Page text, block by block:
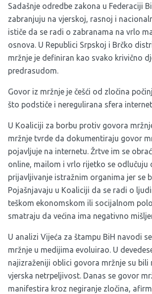
Sadašnje odredbe zakona u Federaciji
zabranjuju na vjerskoj, rasnoj i
ističe da se radi o zabranama na vrlo
osnova. U Republici Srpskoj i Brčko
mržnje je definiran kao svako krivično
predrasudom.
Govor iz mržnje je češći od zločina
što podstiče i neregulirana sfera
U Koaliciji za borbu protiv govora
mržnje tvrde da dokumentiraju govor
pojavljuje na internetu. Žrtve im se
online, mailom i vrlo rijetko se odlučuju
prijavljivanje istražnim organima jer se
Pojašnjavaju u Koaliciji da se radi o
teškom ekonomskom ili socijalnom
smatraju da većina ima negativno
U analizi Vijeća za štampu BiH navodi
mržnje u medijima evoluirao. U
najizraženiji oblici govora mržnje su bili
vjerska netrpeljivost. Danas se govor
manifestira kroz negiranje zločina,